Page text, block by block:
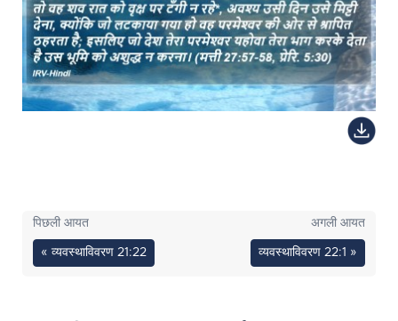
पिछली आयत
« व्यवस्थाविवरण 21:22
अगली आयत
व्यवस्थाविवरण 22:1 »